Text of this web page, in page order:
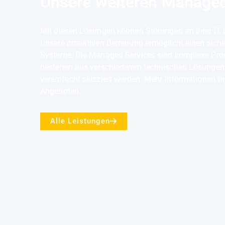
Alle Leistungen